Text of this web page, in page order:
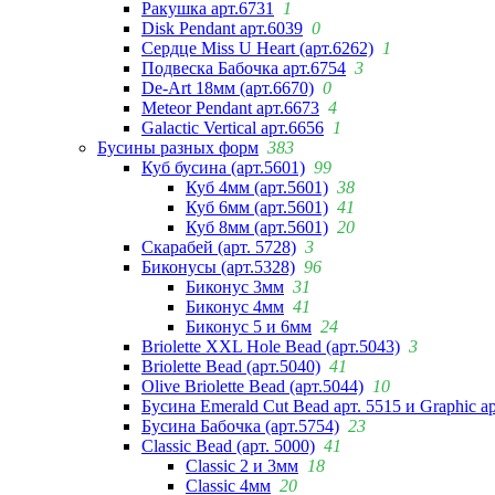
Ракушка арт.6731
1
Disk Pendant арт.6039 0
Сердце Miss U Heart (арт.6262) 1
Подвеска Бабочка арт.6754 3
De-Art 18мм (арт.6670) 0
Meteor Pendant арт.6673 4
Galactic Vertical арт.6656 1
Бусины разных форм 383
Куб бусина (арт.5601) 99
Куб 4мм (арт.5601) 38
Куб 6мм (арт.5601) 41
Куб 8мм (арт.5601) 20
Скарабей (арт. 5728) 3
Биконусы (арт.5328) 96
Биконус 3мм 31
Биконус 4мм 41
Биконус 5 и 6мм 24
Briolette XXL Hole Bead (арт.5043) 3
Briolette Bead (арт.5040) 41
Olive Briolette Bead (арт.5044) 10
Бусина Emerald Cut Bead арт. 5515 и Graphic
Бусина Бабочка (арт.5754) 23
Classic Bead (арт. 5000) 41
Classic 2 и 3мм 18
Classic 4мм 20